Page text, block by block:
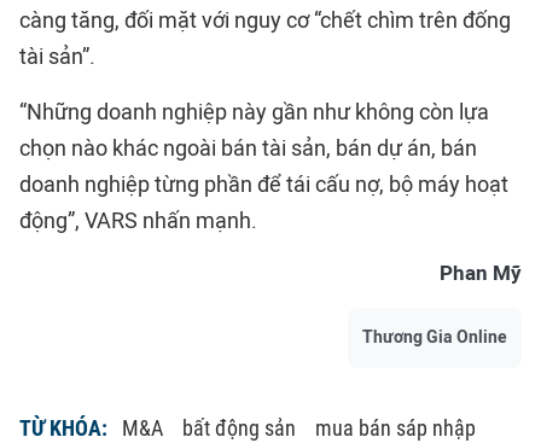
càng tăng, đối mặt với nguy cơ “chết chìm trên đống
tài sản”.
“Những doanh nghiệp này gần như không còn lựa
chọn nào khác ngoài bán tài sản, bán dự án, bán
doanh nghiệp từng phần để tái cấu nợ, bộ máy hoạt
động”, VARS nhấn mạnh.
Phan Mỹ
Thương Gia Online
TỪ KHÓA: M&A bất động sản mua bán sáp nhập